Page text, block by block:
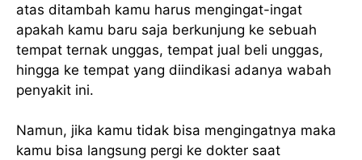
atas ditambah kamu harus mengingat-ingat
apakah kamu baru saja berkunjung ke sebuah
tempat ternak unggas, tempat jual beli unggas,
hingga ke tempat yang diindikasi adanya wabah
penyakit ini.
Namun, jika kamu tidak bisa mengingatnya maka
kamu bisa langsung pergi ke dokter saat